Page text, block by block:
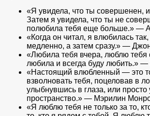
«Я увидела, что ты совершенен,
Затем я увидела, что ты не
полюбила тебя еще больше.» —
«Когда он читал, я влюбилась
медленно, а затем сразу.» —
«Любила тебя вчера, люблю тебя
любила и всегда буду любить.»
«Настоящий влюбленный — это
взволновать тебя, поцеловав в
улыбнувшись в глаза, или просто
пространство.» — Мэрилин
«Я люблю тебя не только за то,